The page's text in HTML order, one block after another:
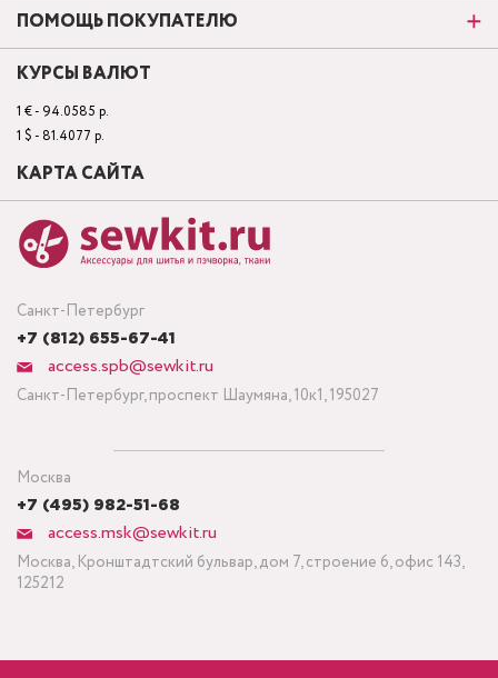
Санкт-Петербург
+7 (812) 655-67-41
access.spb@sewkit.ru
Санкт-Петербург, проспект Шаумяна, 10к1, 195027
Москва
+7 (495) 982-51-68
access.msk@sewkit.ru
Москва, Кронштадтский бульвар, дом 7, строение 6, офис 143,
125212
ПОМОЩЬ ПОКУПАТЕЛЮ
КУРСЫ ВАЛЮТ
1 € - 94.0585 р.
1 $ - 81.4077 р.
КАРТА САЙТА